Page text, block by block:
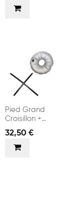
Pied Grand
Croisillon +
Lestage Pour...
32,50 €